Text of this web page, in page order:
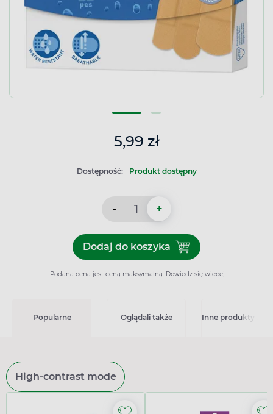
5,99 zł
Dostępność: Produkt dostępny
- +
Dodaj do koszykaDodaj do koszyka
Podana cena jest ceną maksymalną. Dowiedz się więcej
Popularne Oglądali także Inne produkty z
High-contrast mode